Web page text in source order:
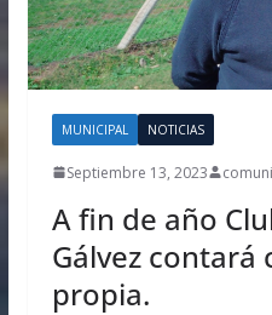
MUNICIPAL NOTICIAS
Septiembre 13, 2023
A fin de año
Gálvez contará
propia.